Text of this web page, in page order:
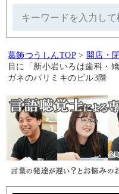
葛飾つうしんTOP > 開店・
目に「新小岩いろは歯科・
ガネのパリミキのビル3階